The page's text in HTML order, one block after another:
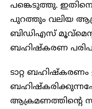
പങ്കെടുത്തു.
പുറത്തും വലിയ
ബിഡിഎസ്
ബഹിഷ്‌കരണ
ടാറ്റ ബഹിഷ്‌കരണം
ആക്രമണത്തിന്റെ